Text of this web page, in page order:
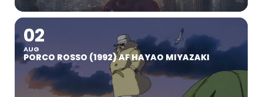
02
AUG
PORCO ROSSO (1992) AF HAYAO MIYAZAKI